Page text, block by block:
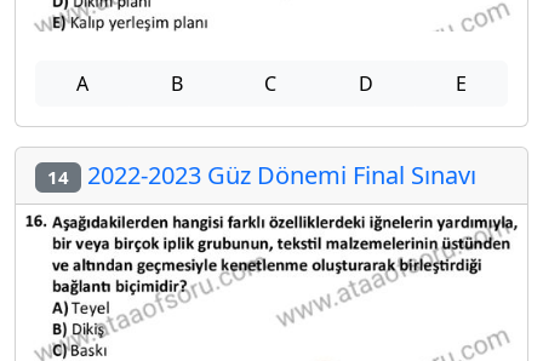
A B C D E
14 2022-2023 Güz Dönemi Final Sınavı